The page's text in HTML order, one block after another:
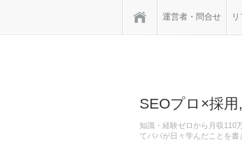
運営者・問合せ
SEOプロ×採
知識・経験ゼロから月収110
てパパが日々学んだことを書